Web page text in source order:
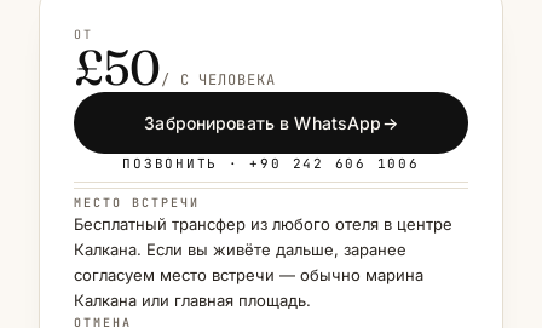
ОТ
£50/ С ЧЕЛОВЕКА
Забронировать в WhatsApp→
ПОЗВОНИТЬ · +90 242 606 1006
МЕСТО ВСТРЕЧИ
Бесплатный трансфер из любого отеля в центре
Калкана. Если вы живёте дальше, заранее
согласуем место встречи — обычно марина
Калкана или главная площадь.
ОТМЕНА